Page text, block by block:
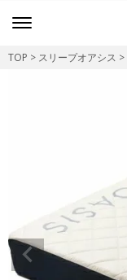
TOP スリープオアシス